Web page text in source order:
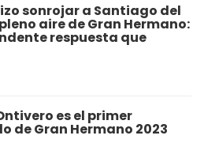
sonrojar a Santiago del
aire de Gran Hermano:
respuesta que
es el primer
de Gran Hermano 2023